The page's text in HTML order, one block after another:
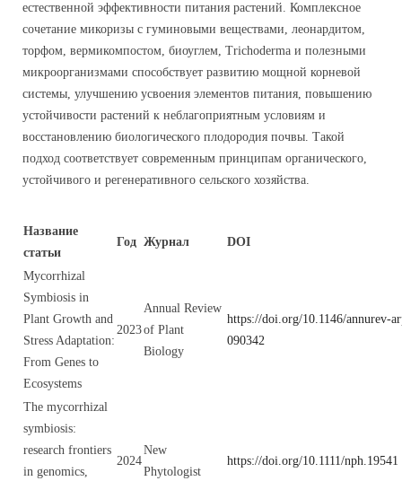
естественной эффективности питания растений. Комплексное
сочетание микоризы с гуминовыми веществами, леонардитом,
торфом, вермикомпостом, биоуглем, Trichoderma и полезными
микроорганизмами способствует развитию мощной корневой
системы, улучшению усвоения элементов питания, повышению
устойчивости растений к неблагоприятным условиям и
восстановлению биологического плодородия почвы. Такой
подход соответствует современным принципам органического,
устойчивого и регенеративного сельского хозяйства.
Название
статьи
Год Журнал DOI
Mycorrhizal
Symbiosis in
Plant Growth and
Stress Adaptation:
From Genes to
Ecosystems
2023
Annual Review
of Plant
Biology
https://doi.org/10.1146/annurev-
090342
The mycorrhizal
symbiosis:
research frontiers
in genomics,
2024
New
Phytologist
https://doi.org/10.1111/nph.19541